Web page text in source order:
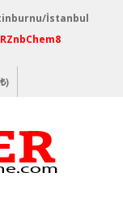
İstanbul